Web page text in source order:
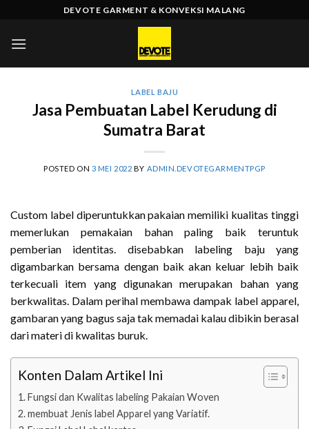
content
DEVOTE GARMENT & KONVEKSI MALANG
LABEL BAJU
Jasa Pembuatan Label Kerudung di
Sumatra Barat
POSTED ON 3 MEI 2022 BY ADMIN.DEVOTEGARMENTPGP
Custom label diperuntukkan pakaian memiliki kualitas tinggi
memerlukan pemakaian bahan paling baik teruntuk
pemberian identitas. disebabkan labeling baju yang
digambarkan bersama dengan baik akan keluar lebih baik
terkecuali item yang digunakan merupakan bahan yang
berkwalitas. Dalam perihal membawa dampak label apparel,
gambaran yang bagus saja tak memadai kalau dibikin berasal
dari materi di kwalitas buruk.
Konten Dalam Artikel Ini
Fungsi dan Kwalitas labeling Pakaian Woven
membuat Jenis label Apparel yang Variatif.